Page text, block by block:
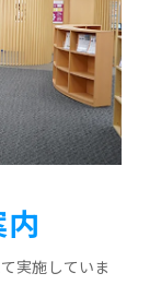
実施していま